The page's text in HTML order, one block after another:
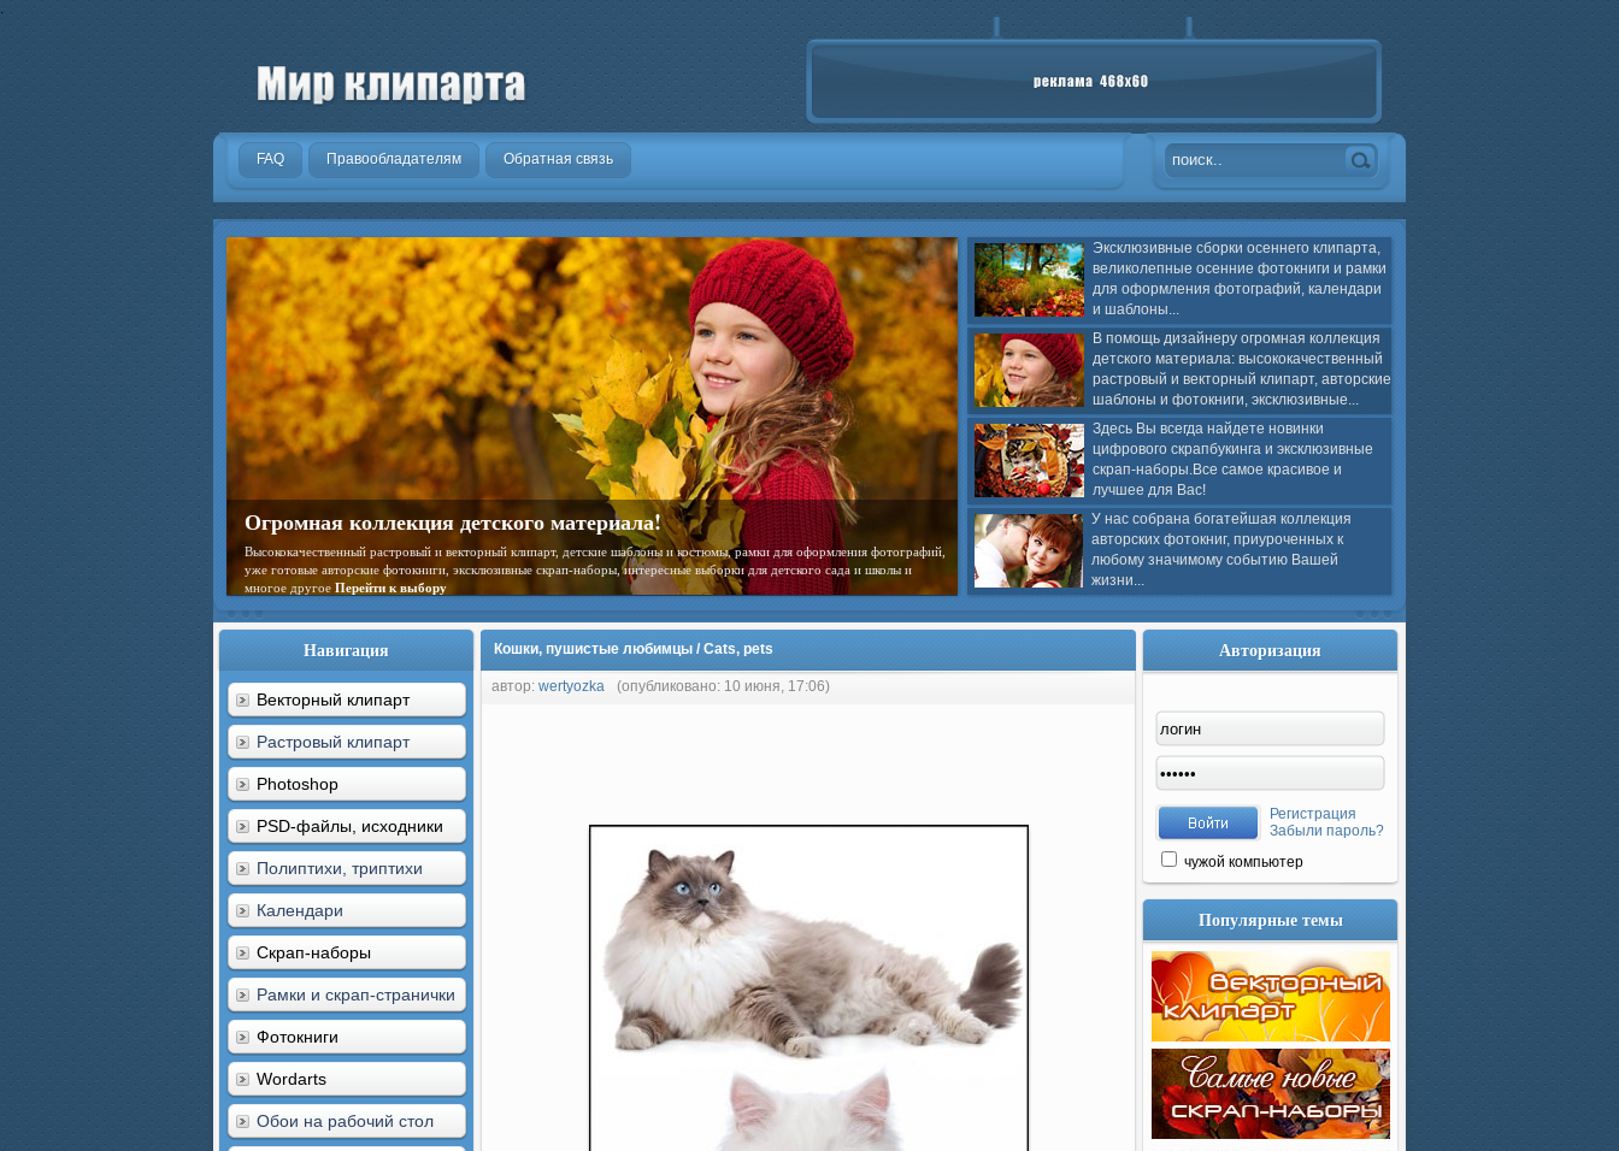
.
FAQ Правообладателям Обратная связь
Эксклюзивные сборки осеннего клипарта,
великолепные осенние фотокниги и рамки
для оформления фотографий, календари
и шаблоны...
В помощь дизайнеру огромная коллекция
детского материала: высококачественный
растровый и векторный клипарт, авторские
шаблоны и фотокниги, эксклюзивные...
Здесь Вы всегда найдете новинки
цифрового скрапбукинга и эксклюзивные
скрап-наборы.Все самое красивое и
лучшее для Вас!
У нас собрана богатейшая коллекция
авторских фотокниг, приуроченных к
любому значимому событию Вашей
жизни...
Огромная коллекция детского материала!
Высококачественный растровый и векторный клипарт, детские шаблоны и костюмы, рамки для оформления фотографий,
уже готовые авторские фотокниги, эксклюзивные скрап-наборы, интересные выборки для детского сада и школы и
многое другое Перейти к выбору
Навигация
Векторный клипарт
Растровый клипарт
Photoshop
PSD-файлы, исходники
Полиптихи, триптихи
Календари
Скрап-наборы
Рамки и скрап-странички
Фотокниги
Wordarts
Обои на рабочий стол
Кошки, пушистые любимцы / Cats, pets
автор: wertyozka (опубликовано: 10 июня, 17:06)
Авторизация
Регистрация
Забыли пароль?
чужой компьютер
Популярные темы